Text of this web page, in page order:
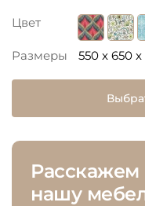
Цвет
Размеры 550 x 650
нашу